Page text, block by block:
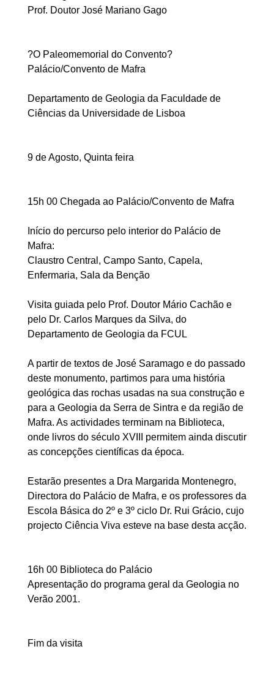
Prof. Doutor José Mariano Gago
?O Paleomemorial do Convento?
Palácio/Convento de Mafra
Departamento de Geologia da Faculdade de
Ciências da Universidade de Lisboa
9 de Agosto, Quinta feira
15h 00 Chegada ao Palácio/Convento de Mafra
Início do percurso pelo interior do Palácio de
Mafra:
Claustro Central, Campo Santo, Capela,
Enfermaria, Sala da Benção
Visita guiada pelo Prof. Doutor Mário Cachão e
pelo Dr. Carlos Marques da Silva, do
Departamento de Geologia da FCUL
A partir de textos de José Saramago e do passado
deste monumento, partimos para uma história
geológica das rochas usadas na sua construção e
para a Geologia da Serra de Sintra e da região de
Mafra. As actividades terminam na Biblioteca,
onde livros do século XVIII permitem ainda discutir
as concepções científicas da época.
Estarão presentes a Dra Margarida Montenegro,
Directora do Palácio de Mafra, e os professores da
Escola Básica do 2º e 3º ciclo Dr. Rui Grácio, cujo
projecto Ciência Viva esteve na base desta acção.
16h 00 Biblioteca do Palácio
Apresentação do programa geral da Geologia no
Verão 2001.
Fim da visita